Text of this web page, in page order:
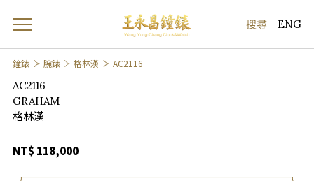
ENG
鐘錶 腕錶 格林漢 AC2116
AC2116
GRAHAM
格林漢
NT$ 118,000